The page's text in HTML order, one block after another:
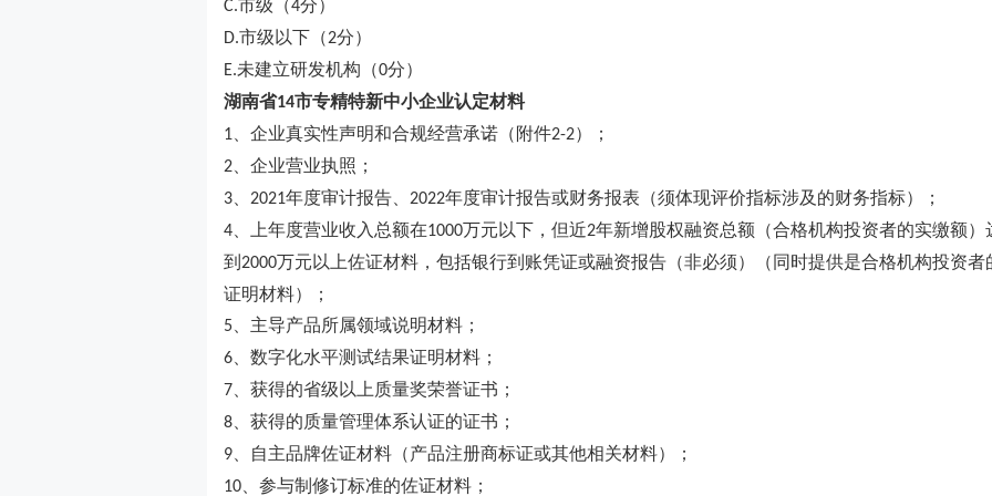
C.市级（4分）
D.市级以下（2分）
E.未建立研发机构（0分）
湖南省14市专精特新中小企业认定材料
1 、企业真实性声明和合规经营承诺（附件2-2）；
2 、企业营业执照；
3 2021年度审计报告、 2022年度审计报告或财务报表（须体现评价指标涉及的财务指标）；
4 、上年度营业收入总额在1000万元以下，但近2年新增股权融资总额（合格机构投资者的实缴额）
到 2000万元以上佐证材料，包括银行到账凭证或融资报告（非必须）（同时提供是合格机构投资者
证明材料）；
5 、主导产品所属领域说明材料；
6 、数字化水平测试结果证明材料；
7 、获得的省级以上质量奖荣誉证书；
8 、获得的质量管理体系认证的证书；
9 、自主品牌佐证材料（产品注册商标证或其他相关材料）；
10 、参与制修订标准的佐证材料；